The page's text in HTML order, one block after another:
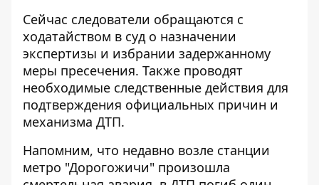
Сейчас следователи обращаются с
ходатайством в суд о назначении
экспертизы и избрании задержанному
меры пресечения. Также проводят
необходимые следственные действия для
подтверждения официальных причин и
механизма ДТП.
Напомним, что недавно возле станции
метро "Дорогожичи" произошла